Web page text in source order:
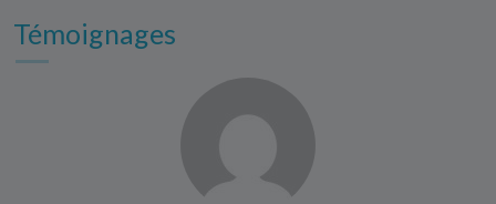
Témoignages